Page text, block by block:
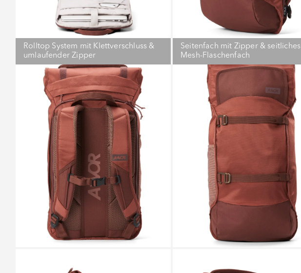
Rolltop System mit Klettverschluss &
umlaufender Zipper
Seitenfach mit Zipper & seitliches
Mesh-Flaschenfach